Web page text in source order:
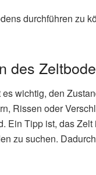
durchführen zu
des
wichtig, den
Rissen oder
Ein Tipp ist, das
zu suchen.